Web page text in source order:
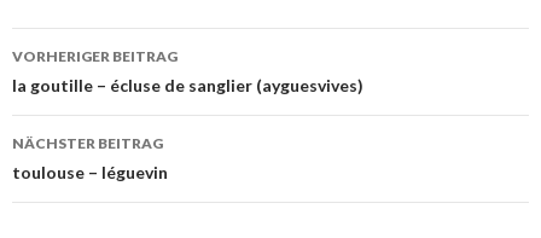
Beitrags-
Navigation
VORHERIGER BEITRAG
la goutille – écluse de sanglier (ayguesvives)
NÄCHSTER BEITRAG
toulouse – léguevin